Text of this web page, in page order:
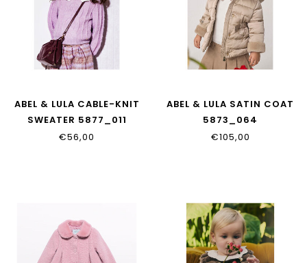
ABEL & LULA CABLE-KNIT
SWEATER 5877_011
€56,00
ABEL & LULA SATIN COAT
5873_064
€105,00